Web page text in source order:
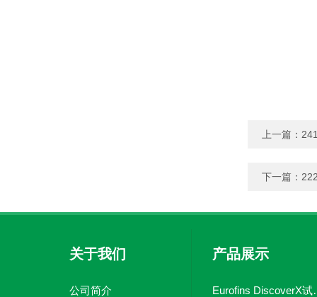
上一篇：
下一篇：
关于我们
公司简介
产品展示